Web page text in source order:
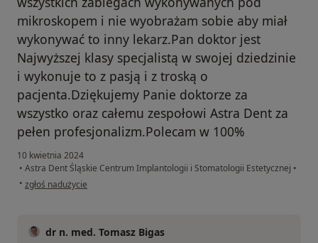
mikroskopem i nie wyobrażam sobie aby miał
wykonywać to inny lekarz.Pan doktor jest
Najwyższej klasy specjalistą w swojej dziedzinie
i wykonuje to z pasją i z troską o
pacjenta.Dziękujemy Panie doktorze za
wszystko oraz całemu zespołowi Astra Dent za
pełen profesjonalizm.Polecam w 100%
10 kwietnia 2024
• Astra Dent Śląskie Centrum Implantologii i Stomatologii Estetycznej •
• w opinii użytkownika Dominik Z
zgłoś nadużycie
dr n. med. Tomasz Bigas